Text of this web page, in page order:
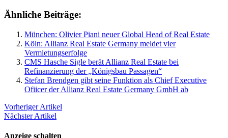
Ähnliche Beiträge:
München: Olivier Piani neuer Global Head of Real Estate
Köln: Allianz Real Estate Germany meldet vier
Vermietungserfolge
CMS Hasche Sigle berät Allianz Real Estate bei
Refinanzierung der „Königsbau Passagen“
Stefan Brendgen gibt seine Funktion als Chief Executive
Ofiicer der Allianz Real Estate Germany GmbH ab
Vorheriger Artikel
Nächster Artikel
Anzeige schalten